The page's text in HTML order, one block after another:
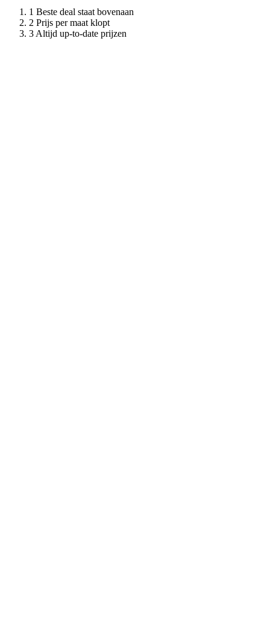
Beste deal staat bovenaan
Prijs per maat klopt
Altijd up-to-date prijzen